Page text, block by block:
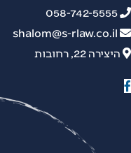
058-742-5555
shalom@s-rlaw.co.il
היצירה 22, רחובות